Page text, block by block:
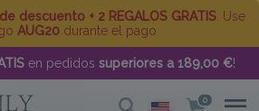
descuento + 2 REGALOS GRATIS . Use
AUG20durante el pago
en pedidos superiores a 189,00 €!
0